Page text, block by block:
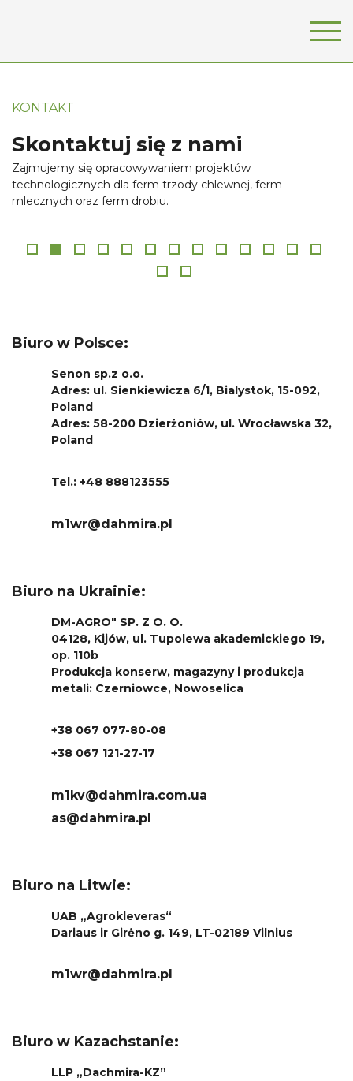
KONTAKT
Skontaktuj się z nami
Zajmujemy się opracowywaniem projektów
technologicznych dla ferm trzody chlewnej, ferm
mlecznych oraz ferm drobiu.
Biuro w Polsce:
Senon sp.z o.o.
Adres: ul. Sienkiewicza 6/1, Bialystok, 15-092,
Poland
Adres: 58-200 Dzierżoniów, ul. Wrocławska 32,
Poland
Tel.: +48 888123555
m1wr@dahmira.pl
Biuro na Ukrainie:
DM-AGRO" SP. Z O. O.
04128, Kijów, ul. Tupolewa akademickiego 19,
op. 110b
Produkcja konserw, magazyny i produkcja
metali: Czerniowce, Nowoselica
+38 067 077-80-08
+38 067 121-27-17
m1kv@dahmira.com.ua
as@dahmira.pl
Biuro na Litwie:
UAB „Agrokleveras“
Dariaus ir Girėno g. 149, LT-02189 Vilnius
m1wr@dahmira.pl
Biuro w Kazachstanie:
LLP „Dachmira-KZ”